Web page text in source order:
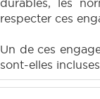
respecter ces
Un de ces
sont-elles